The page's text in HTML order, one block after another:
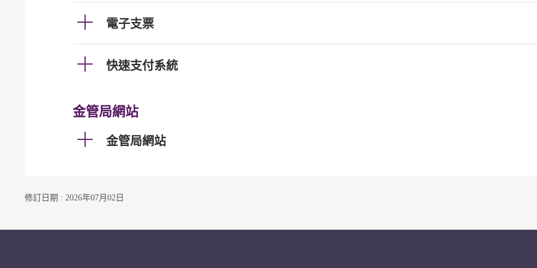
電子支票
快速支付系統
金管局網站
金管局網站
修訂日期 : 2026年07月02日